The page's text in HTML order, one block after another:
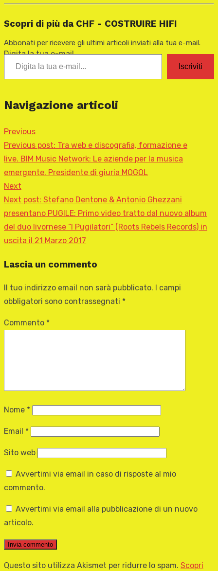
Scopri di più da CHF - COSTRUIRE HIFI
Abbonati per ricevere gli ultimi articoli inviati alla tua e-mail.
Digita la tua e-mail...
Iscriviti
Navigazione articoli
Previous
Previous post: Tra web e discografia, formazione e
live. BIM Music Network: Le aziende per la musica
emergente. Presidente di giuria MOGOL
Next
Next post: Stefano Dentone & Antonio Ghezzani
presentano PUGILE: Primo video tratto dal nuovo album
del duo livornese “I Pugilatori” (Roots Rebels Records) in
uscita il 21 Marzo 2017
Lascia un commento
Il tuo indirizzo email non sarà pubblicato.
I campi
obbligatori sono contrassegnati *
Commento *
Nome *
Email *
Sito web
Avvertimi via email in caso di risposte al mio
commento.
Avvertimi via email alla pubblicazione di un nuovo
articolo.
Questo sito utilizza Akismet per ridurre lo spam. Scopri